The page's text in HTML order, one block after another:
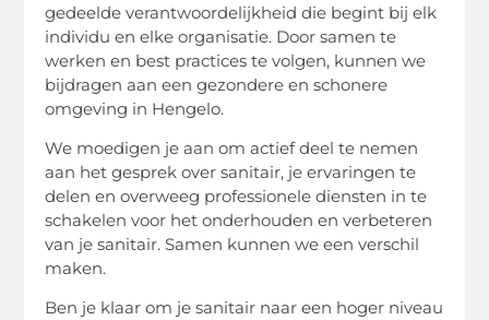
gedeelde verantwoordelijkheid die begint bij elk
individu en elke organisatie. Door samen te
werken en best practices te volgen, kunnen we
bijdragen aan een gezondere en schonere
omgeving in Hengelo.
We moedigen je aan om actief deel te nemen
aan het gesprek over sanitair, je ervaringen te
delen en overweeg professionele diensten in te
schakelen voor het onderhouden en verbeteren
van je sanitair. Samen kunnen we een verschil
maken.
Ben je klaar om je sanitair naar een hoger niveau